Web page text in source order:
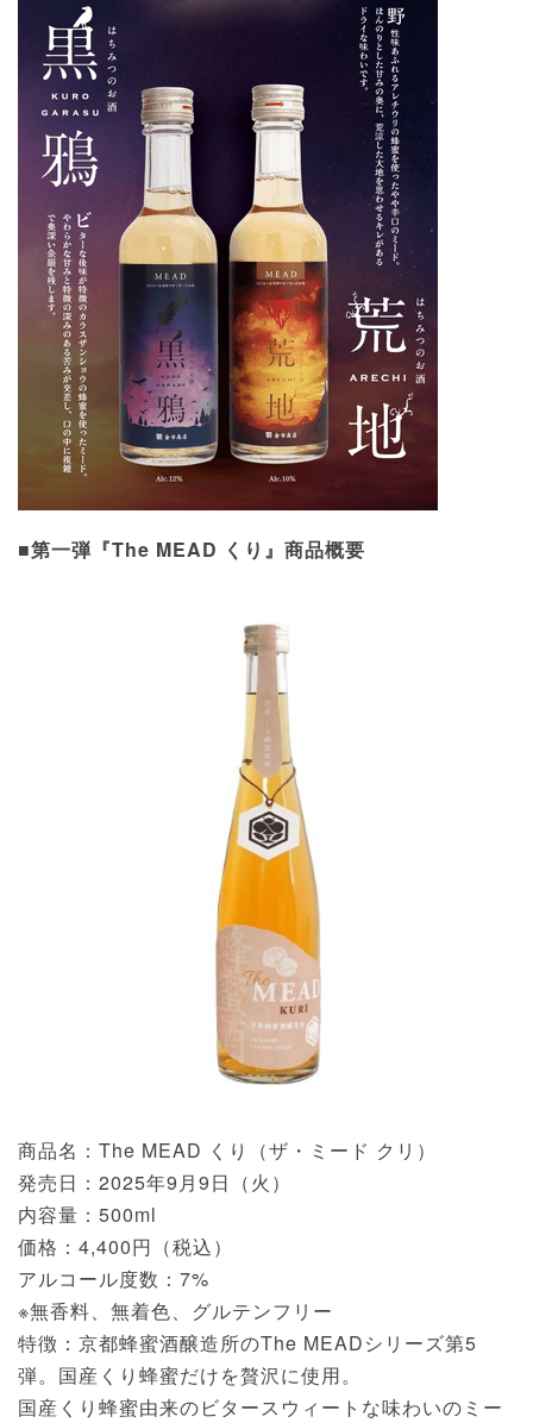
■第一弾『The MEAD くり』商品概要
商品名：The MEAD くり（ザ・ミード クリ）
発売日：2025年9月9日（火）
内容量：500ml
価格：4,400円（税込）
アルコール度数：7%
※無香料、無着色、グルテンフリー
特徴：京都蜂蜜酒醸造所のThe MEADシリーズ第5
弾。国産くり蜂蜜だけを贅沢に使用。
国産くり蜂蜜由来のビタースウィートな味わいのミー